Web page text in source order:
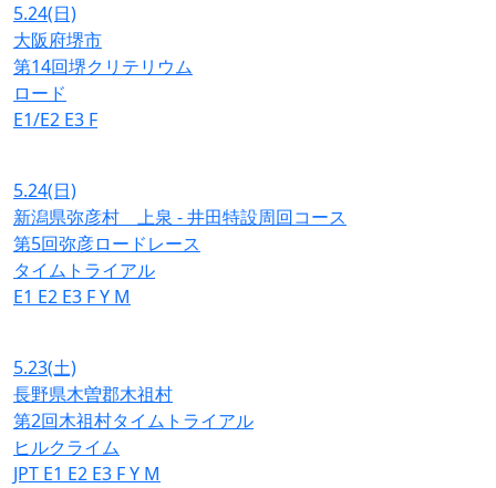
5.24(日)
大阪府堺市
第14回堺クリテリウム
ロード
E1/E2 E3 F
5.24(日)
新潟県弥彦村 上泉 - 井田特設周回コース
第5回弥彦ロードレース
タイムトライアル
E1 E2 E3 FY M
5.23(土)
長野県木曽郡木祖村
第2回木祖村タイムトライアル
ヒルクライム
JPT E1 E2 E3 FY M